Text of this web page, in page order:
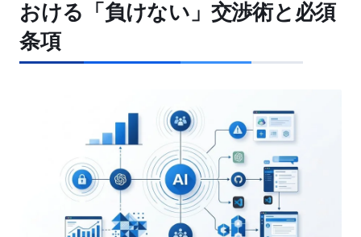
おける「負けない」交渉術と必須
条項